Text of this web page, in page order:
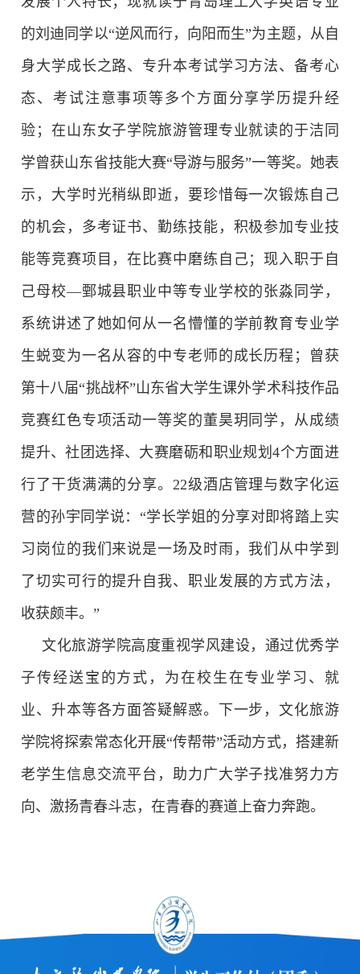
的刘迪同学以“逆风而行，向阳而生”为主题，从自
身大学成长之路、专升本考试学习方法、备考心
态、考试注意事项等多个方面分享学历提升经
验；在山东女子学院旅游管理专业就读的于洁同
学曾获山东省技能大赛“导游与服务”一等奖。她表
示，大学时光稍纵即逝，要珍惜每一次锻炼自己
的机会，多考证书、勤练技能，积极参加专业技
能等竞赛项目，在比赛中磨练自己；现入职于自
己母校—鄄城县职业中等专业学校的张淼同学，
系统讲述了她如何从一名懵懂的学前教育专业学
生蜕变为一名从容的中专老师的成长历程；曾获
第十八届“挑战杯”山东省大学生课外学术科技作品
竞赛红色专项活动一等奖的董昊玥同学，从成绩
提升、社团选择、大赛磨砺和职业规划4个方面进
行了干货满满的分享。22级酒店管理与数字化运
营的孙宇同学说：“学长学姐的分享对即将踏上实
习岗位的我们来说是一场及时雨，我们从中学到
了切实可行的提升自我、职业发展的方式方法，
收获颇丰。”
文化旅游学院高度重视学风建设，通过优秀学
子传经送宝的方式，为在校生在专业学习、就
业、升本等各方面答疑解惑。下一步，文化旅游
学院将探索常态化开展“传帮带”活动方式，搭建新
老学生信息交流平台，助力广大学子找准努力方
向、激扬青春斗志，在青春的赛道上奋力奔跑。